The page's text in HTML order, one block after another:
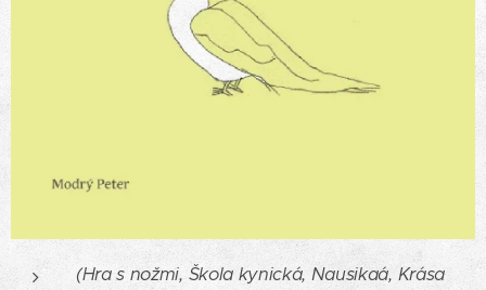
(Hra s nožmi, Škola kynická, Nausikaá, Krása